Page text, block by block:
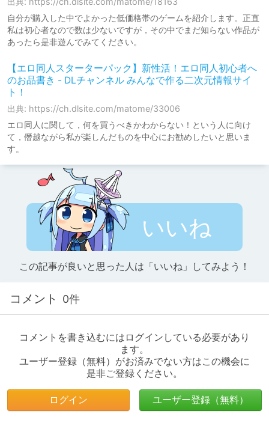
自分が購入した中でよかった低価格帯のゲームを紹介します。正直
私は初心者なので数は少ないですが，その中でまだ知らない作品が
あったら是非遊んでみてください。
【エロ同人スターターパック】新性活！エロ同人初心者へ
のお品書き - DLチャンネル みんなで作る二次元情報サイ
ト！
出典: https://ch.dlsite.com/matome/33006
エロ同人に関して，何を買うべきかわからない！という人に向け
て，僭越ながら私が楽しんだものを中心にお勧めしたいと思いま
す。
いいね
この記事が良いと思った人は「いいね」してみよう！
コメント 0件
コメントを書き込むにはログインしている必要があり
ます。
ユーザー登録（無料）がお済みでない方はこの機会に
是非ご登録ください。
ログイン ユーザー登録（無料）